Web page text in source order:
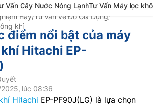
Vấn Cây Nước Nóng LạnhTư Vấn Máy lọc
Hay/Tư Vấn về Đồ Gia Dụng/
khí
điểm nổi bật của máy
Hitachi EP-
lúc 08:36
Hitachi EP-PF90J(LG) là lựa chọn